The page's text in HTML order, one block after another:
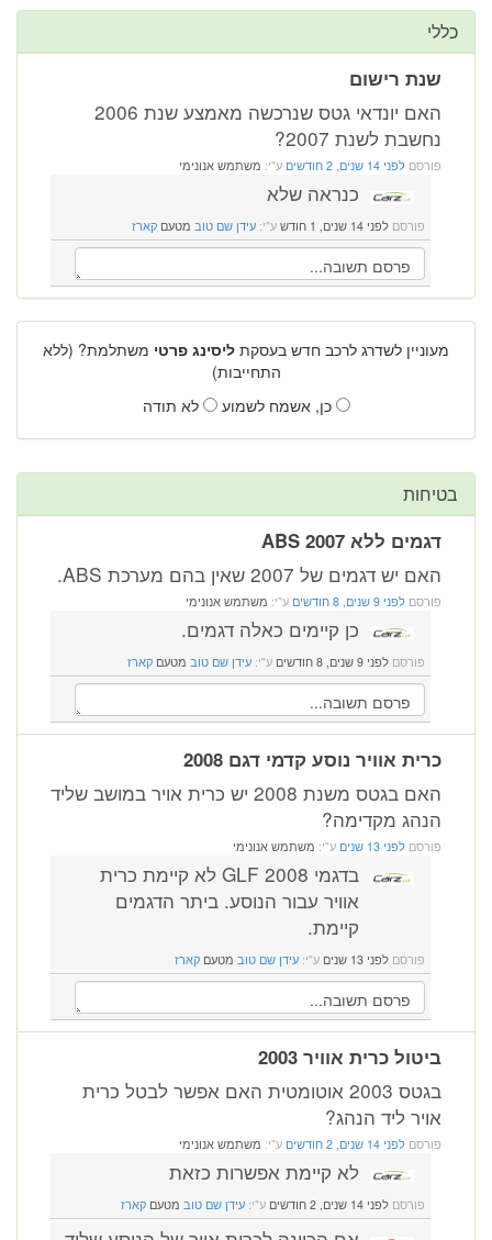
כללי
שנת רישום
האם יונדאי גטס שנרכשה מאמצע שנת 2006
נחשבת לשנת 2007?
פורסם לפני 14 שנים, 2 חודשים ע"י: משתמש אנונימי
כנראה שלא
פורסם לפני 14 שנים, 1 חודש ע"י: עידן שם טוב מטעם קארז
מעוניין לשדרג לרכב חדש בעסקת ליסינג פרטי משתלמת? (ללא
התחייבות)
כן, אשמח לשמוע
לא תודה
בטיחות
דגמים ללא ABS 2007
האם יש דגמים של 2007 שאין בהם מערכת ABS.
פורסם לפני 9 שנים, 8 חודשים ע"י: משתמש אנונימי
כן קיימים כאלה דגמים.
פורסם לפני 9 שנים, 8 חודשים ע"י: עידן שם טוב מטעם קארז
כרית אוויר נוסע קדמי דגם 2008
האם בגטס משנת 2008 יש כרית אויר במושב שליד
הנהג מקדימה?
פורסם לפני 13 שנים ע"י: משתמש אנונימי
בדגמי GLF 2008 לא קיימת כרית
אוויר עבור הנוסע. ביתר הדגמים
קיימת.
פורסם לפני 13 שנים ע"י: עידן שם טוב מטעם קארז
ביטול כרית אוויר 2003
בגטס 2003 אוטומטית האם אפשר לבטל כרית
אויר ליד הנהג?
פורסם לפני 14 שנים, 2 חודשים ע"י: משתמש אנונימי
לא קיימת אפשרות כזאת
פורסם לפני 14 שנים, 2 חודשים ע"י: עידן שם טוב מטעם קארז